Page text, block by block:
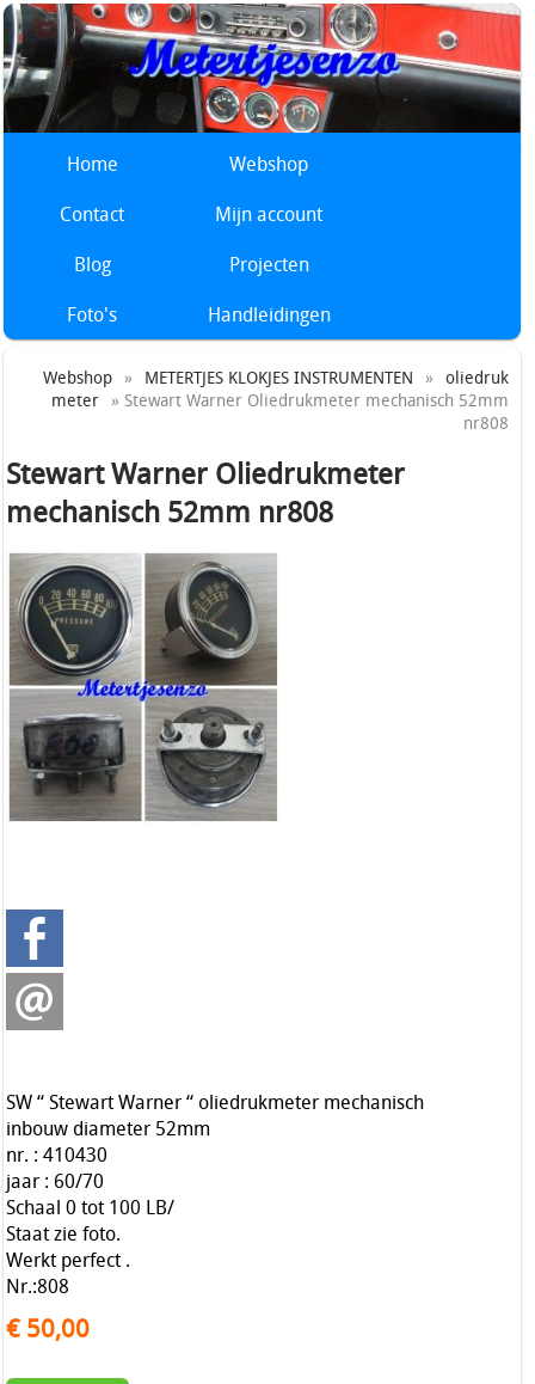
Home
Webshop
Contact
Mijn account
Blog
Projecten
Foto's
Handleidingen
Webshop » METERTJES KLOKJES INSTRUMENTEN » oliedruk
meter » Stewart Warner Oliedrukmeter mechanisch 52mm
nr808
Stewart Warner Oliedrukmeter
mechanisch 52mm nr808
SW “ Stewart Warner “ oliedrukmeter mechanisch
inbouw diameter 52mm
nr. : 410430
jaar : 60/70
Schaal 0 tot 100 LB/
Staat zie foto.
Werkt perfect .
Nr.:808
€ 50,00